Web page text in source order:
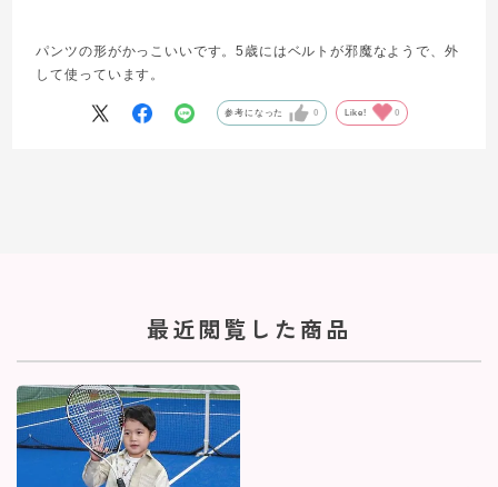
パンツの形がかっこいいです。5歳にはベルトが邪魔なようで、外
して使っています。
参考になった 0 Like! 0
最近閲覧した商品